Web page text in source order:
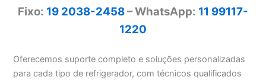
Fixo: 19 2038-2458– WhatsApp: 11 99117-
1220
Oferecemos suporte completo e soluções personalizadas
para cada tipo de refrigerador, com técnicos qualificados